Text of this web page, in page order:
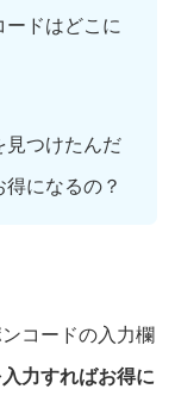
ドはどこに
見つけたんだ
になるの？
コードの入力欄
力すればお得に